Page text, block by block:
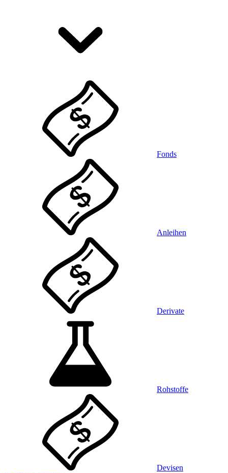
Fonds
Anleihen
Derivate
Rohstoffe
Devisen